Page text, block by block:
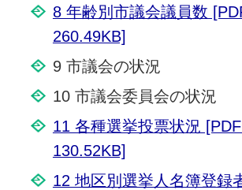
8 年齢別市議会議員数
260.49KB]
9 市議会の状況
10 市議会委員会の状況
11 各種選挙投票状況
130.52KB]
12 地区別選挙人名簿登録